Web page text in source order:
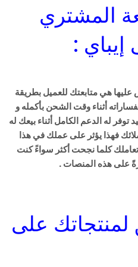
المشتري
:
هي متابعتك للعميل بطريقة
أثناء وقت الشحن بأكمله و
له الدعم الكامل أثناء بيعك له
فهذا يؤثر على عملك في هذا
كلما نجحت أكثر سواءََ كنت
على هذه المنصات .
على